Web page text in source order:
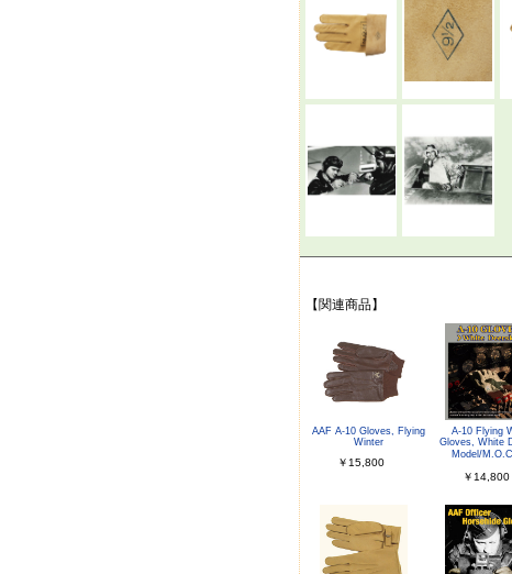
【関連商品】
AAF A-10 Gloves, Flying
Winter
￥15,800
A-10 Flying
Gloves, White
Model/
￥14,800